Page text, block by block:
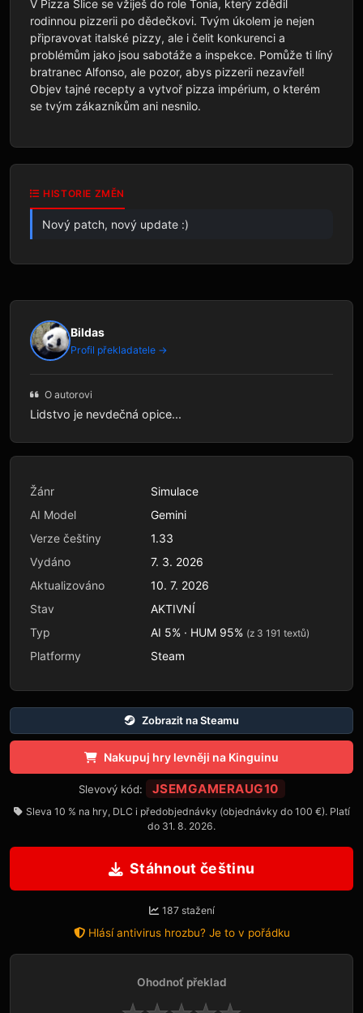
V Pizza Slice se vžiješ do role Tonia, který zdědil
rodinnou pizzerii po dědečkovi. Tvým úkolem je nejen
připravovat italské pizzy, ale i čelit konkurenci a
problémům jako jsou sabotáže a inspekce. Pomůže ti líný
bratranec Alfonso, ale pozor, abys pizzerii nezavřel!
Objev tajné recepty a vytvoř pizza impérium, o kterém
se tvým zákazníkům ani nesnilo.
HISTORIE ZMĚN
Nový patch, nový update :)
Bildas
Profil překladatele →
O autorovi
Lidstvo je nevdečná opice...
Žánr
Simulace
AI Model
Gemini
Verze češtiny
1.33
Vydáno
7. 3. 2026
Aktualizováno
10. 7. 2026
Stav
AKTIVNÍ
Typ
AI 5% · HUM 95% (z 3 191 textů)
Platformy Steam
Zobrazit na Steamu
Nakupuj hry levněji na Kinguinu
Slevový kód: JSEMGAMERAUG10
Sleva 10 % na hry, DLC i předobjednávky (objednávky do 100 €). Platí
do 31. 8. 2026.
Stáhnout češtinu
187 stažení
Hlásí antivirus hrozbu? Je to v pořádku
Ohodnoť překlad